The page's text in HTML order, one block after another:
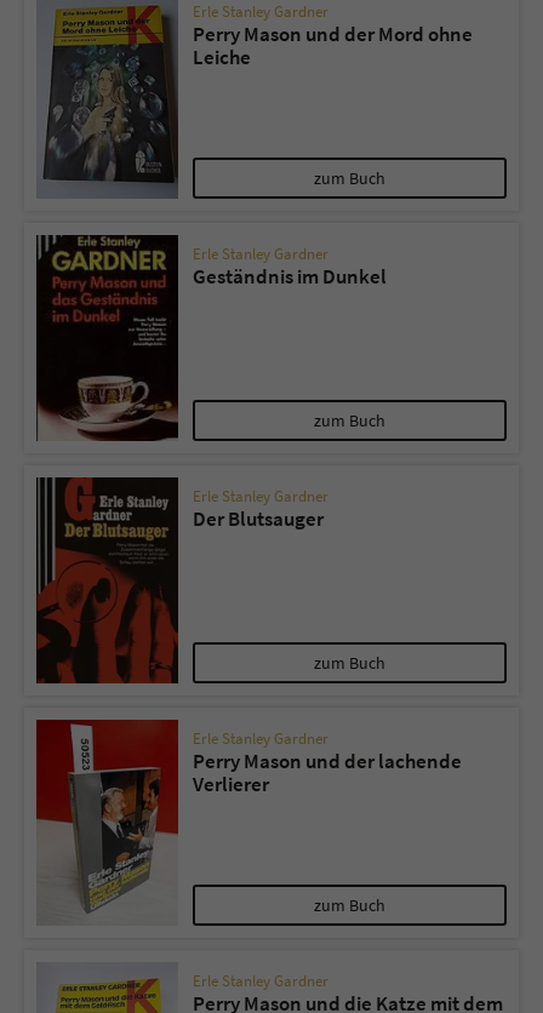
Erle Stanley Gardner
Perry Mason und der Mord ohne
Leiche
zum Buch
Erle Stanley Gardner
Geständnis im Dunkel
zum Buch
Erle Stanley Gardner
Der Blutsauger
zum Buch
Erle Stanley Gardner
Perry Mason und der lachende
Verlierer
zum Buch
Erle Stanley Gardner
Perry Mason und die Katze mit dem